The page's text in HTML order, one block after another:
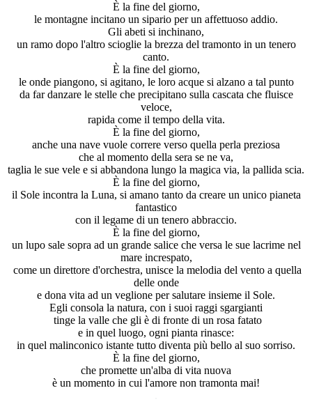
È la fine del giorno,
le montagne incitano un sipario per un affettuoso addio.
Gli abeti si inchinano,
un ramo dopo l'altro scioglie la brezza del tramonto in un tenero
canto.
È la fine del giorno,
le onde piangono, si agitano, le loro acque si alzano a tal punto
da far danzare le stelle che precipitano sulla cascata che fluisce
veloce,
rapida come il tempo della vita.
È la fine del giorno,
anche una nave vuole correre verso quella perla preziosa
che al momento della sera se ne va,
taglia le sue vele e si abbandona lungo la magica via, la pallida scia.
È la fine del giorno,
il Sole incontra la Luna, si amano tanto da creare un unico pianeta
fantastico
con il legame di un tenero abbraccio.
È la fine del giorno,
un lupo sale sopra ad un grande salice che versa le sue lacrime nel
mare increspato,
come un direttore d'orchestra, unisce la melodia del vento a quella
delle onde
e dona vita ad un veglione per salutare insieme il Sole.
Egli consola la natura, con i suoi raggi sgargianti
tinge la valle che gli è di fronte di un rosa fatato
e in quel luogo, ogni pianta rinasce:
in quel malinconico istante tutto diventa più bello al suo sorriso.
È la fine del giorno,
che promette un'alba di vita nuova
è un momento in cui l'amore non tramonta mai!